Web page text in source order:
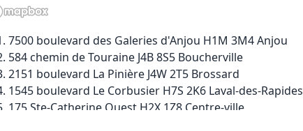
7500 boulevard des Galeries d'Anjou H1M 3M4 Anjou
584 chemin de Touraine J4B 8S5 Boucherville
2151 boulevard La Pinière J4W 2T5 Brossard
1545 boulevard Le Corbusier H7S 2K6 Laval-des-Rapides
175 Ste-Catherine Ouest H2X 1Z8 Centre-ville